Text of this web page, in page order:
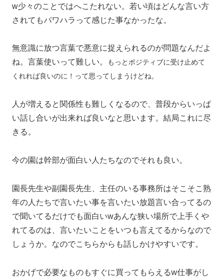
w少々のことではへこたれない。若い頃はどんな言い方
されてもパワハラって感じた事なかったな。
無意識に放つ言葉で悪意に捉えられるのが問題なんだよ
ね。言葉使いって難しい。
もっとポジティブに受け止めて
くれれば良いのに！って思ってしまうけどね。
人が増えると関係性も難しくなるので、普段からいっぱ
い話し合いが出来れば良いなと思います。結局これに尽
きる。
今の園は幹部が面白い人たちなのでそれも良い。
園長先生や副園長先生、主任のいる事務所はそこそこ熟
年の人たちで言いたい事を言いたい放題言い合ってるの
で聞いてるだけでも面白いwあんな狭い場所で上手くや
れてるのは、言いたいことをいつも言えてるからなので
しょうか。なのでこちらからも話しかけやすいです。
おかげで必要なものもすぐに買ってもらえるw仕事がし